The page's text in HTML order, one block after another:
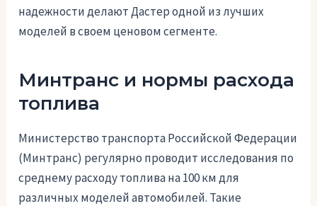
надежности делают Дастер одной из лучших
моделей в своем ценовом сегменте.
Минтранс и нормы расхода
топлива
Министерство транспорта Российской Федерации
(Минтранс) регулярно проводит исследования по
среднему расходу топлива на 100 км для
различных моделей автомобилей. Такие